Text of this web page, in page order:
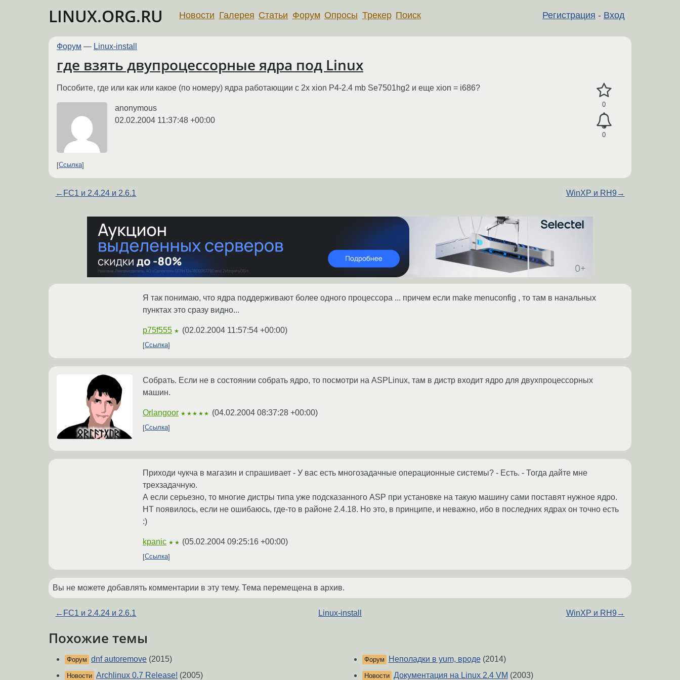
LINUX.ORG.RU Регистрация - Вход
Новости Галерея Статьи Форум Опросы Трекер Поиск
Форум — Linux-install
где взять двупроцессорные ядра под Linux
0
0
Пособите, где или как или какое (по номеру) ядра работающии с 2x xion P4-2.4 mb Se7501hg2 и еще xion = i686?
anonymous
02.02.2004 11:37:48 +00:00
Ссылка
← FC1 и 2.4.24 и 2.6.1 WinXP и RH9 →
Я так понимаю, что ядра поддерживают более одного процессора ... причем если make menuconfig , то там в нанальных
пунктах это сразу видно...
p75f555 ★ (02.02.2004 11:57:54 +00:00)
Ссылка
Собрать. Если не в состоянии собрать ядро, то посмотри на ASPLinux, там в дистр входит ядро для двухпроцессорных
машин.
Orlangoor ★★★★★ (04.02.2004 08:37:28 +00:00)
Ссылка
Приходи чукча в магазин и спрашивает - У вас есть многозадачные операционные системы? - Есть. - Тогда дайте мне
трехзадачную.
А если серьезно, то многие дистры типа уже подсказанного ASP при установке на такую машину сами поставят нужное ядро.
HT появилось, если не ошибаюсь, где-то в районе 2.4.18. Но это, в принципе, и неважно, ибо в последних ядрах он точно есть
:)
kpanic ★★ (05.02.2004 09:25:16 +00:00)
Ссылка
Вы не можете добавлять комментарии в эту тему. Тема перемещена в архив.
← FC1 и 2.4.24 и 2.6.1 Linux-install WinXP и RH9 →
Похожие темы
Форум dnf autoremove (2015)
Новости Archlinux 0.7 Release! (2005)
Форум Неполадки в yum, вроде(2014)
Новости Документация на Linux 2.4 VM (2003)